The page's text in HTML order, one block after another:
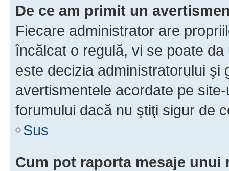
De ce am primit un
Fiecare administrator are
încălcat o regulă, vi se poate
este decizia administratorului şi
avertismentele acordate pe
forumului dacă nu ştiţi sigur de
Sus
Cum pot raporta mesaje unui